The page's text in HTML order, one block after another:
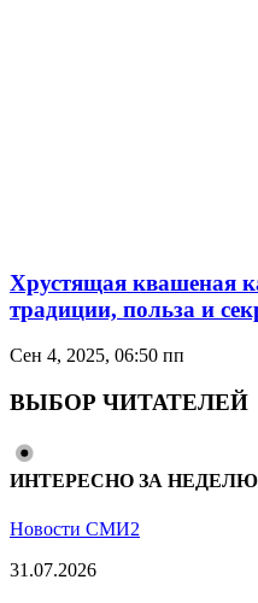
Хрустящая квашеная
традиции, польза и
Сен 4, 2025, 06:50 пп
ВЫБОР ЧИТАТЕЛЕЙ
ИНТЕРЕСНО ЗА НЕДЕЛЮ
Новости СМИ2
31.07.2026